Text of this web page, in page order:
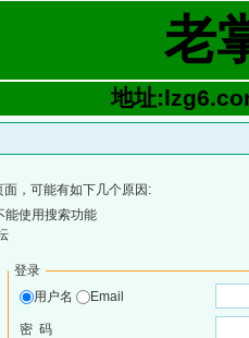
老
地址
，可能有如下几个原因:
能使用搜索功能
登录
用户名
Email
密 码